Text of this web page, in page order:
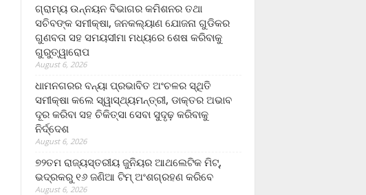
ଗ୍ରାମ୍ୟ ଉନ୍ନୟନ ବିଭାଗର କମିଶନର ତଥା
ସଚିବଙ୍କ ସମୀକ୍ଷା, ଜନକଲ୍ୟାଣ ଯୋଜନା ଗୁଡିକର
ଗୁଣବତା ସହ ସମୟସୀମା ମଧ୍ୟରେ ଶେଷ କରିବାକୁ
ଗୁରୁତ୍ୱାରୋପ
August 6, 2026
ଧାମନଗରର ବନ୍ୟା ପ୍ରଭାବିତ ଅଂଚଳର ସ୍ଥିତି
ସମୀକ୍ଷା କଲେ ସ୍ୱାସ୍ଥ୍ୟମନ୍ତ୍ରୀ, ଡାକ୍ତର ଅଭାବ
ଦୂର କରିବା ସହ ଚିକିତ୍ସା ସେବା ସୁଦୃଢ଼ କରିବାକୁ
ନିର୍ଦ୍ଦେଶ
August 6, 2026
୭୨ତମ ରାଜ୍ୟସ୍ତରୀୟ ଜୁନିୟର ଆଥଲେଟିକ ମିଟ୍‌,
ଭଦ୍ରକରୁ ୧୬ ଜଣିଆ ଟିମ୍ ଅଂଶଗ୍ରହଣ କରିବେ
August 6, 2026